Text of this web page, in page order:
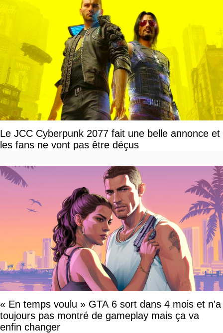
Le JCC Cyberpunk 2077 fait une belle annonce et
les fans ne vont pas être déçus
« En temps voulu » GTA 6 sort dans 4 mois et n'a
toujours pas montré de gameplay mais ça va
enfin changer